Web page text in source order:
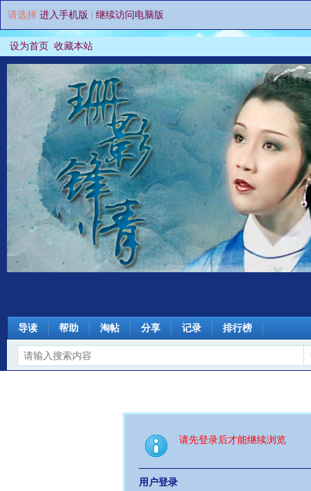
请选择 进入手机版 继续访问电脑版
设为首页 收藏本站
导读 帮助 淘帖 分享 记录 排行榜
请先登录后才能继续浏览
用户登录